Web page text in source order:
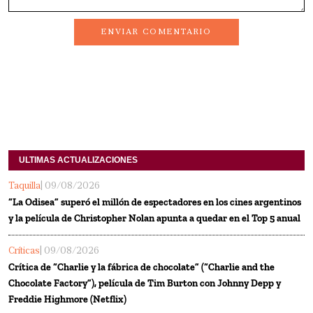
ENVIAR COMENTARIO
ULTIMAS ACTUALIZACIONES
Taquilla | 09/08/2026
“La Odisea” superó el millón de espectadores en los cines argentinos
y la película de Christopher Nolan apunta a quedar en el Top 5 anual
Críticas | 09/08/2026
Crítica de “Charlie y la fábrica de chocolate” (“Charlie and the
Chocolate Factory”), película de Tim Burton con Johnny Depp y
Freddie Highmore (Netflix)